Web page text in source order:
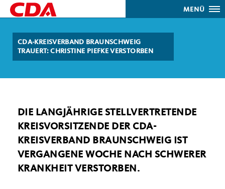
MENÜ
CDA-KREISVERBAND BRAUNSCHWEIG
TRAUERT: CHRISTINE PIEFKE VERSTORBEN
DIE LANGJÄHRIGE STELLVERTRETENDE
KREISVORSITZENDE DER CDA-
KREISVERBAND BRAUNSCHWEIG IST
VERGANGENE WOCHE NACH SCHWERER
KRANKHEIT VERSTORBEN.